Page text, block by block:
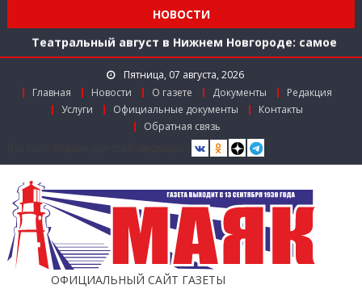
НОВОСТИ
ул. Рождественской: итоги совместной работы
Театральный август в Нижнем Новгороде: самое
время зарядиться искусством!
Доступ к лекарствам по федеральной льготе
Поддержка в региональном грантовом конкурсе
«Драйверы роста»
Заслуженный работник агропромышленного
комплекса
Мониторинг доступности городской среды на
ул. Рождественской: итоги совместной работы
Пятница, 07 августа, 2026
Главная
Новости О газете Документы
Редакция
Услуги
Официальные документы
Контакты
Обратная связь
ОФИЦИАЛЬНЫЙ САЙТ ГАЗЕТЫ